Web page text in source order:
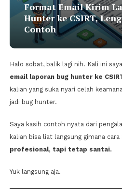
Format Email Kirim
Hunter ke CSIRT,
Contoh
Halo sobat, balik lagi nih. Kali ini
email laporan bug hunter ke
kalian yang suka nyari celah
jadi bug hunter.
Saya kasih contoh nyata dari
kalian bisa liat langsung gimana
profesional, tapi tetap santai.
Yuk langsung aja.